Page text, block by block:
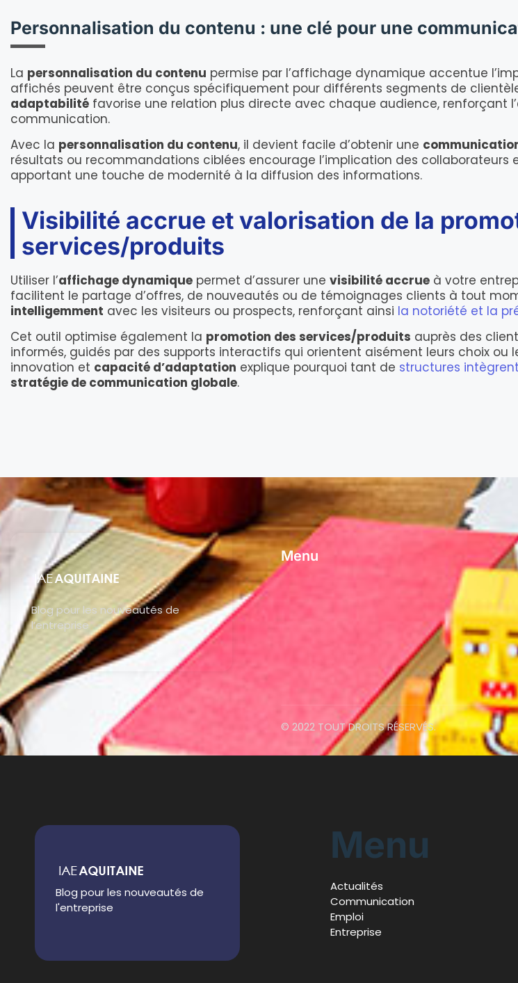
Personnalisation du contenu : une clé pour une
La personnalisation du contenu permise par l’affichage dynamique accentue
affichés peuvent être conçus spécifiquement pour différents segments de
adaptabilité favorise une relation plus directe avec chaque audience, renforçant
communication.
Avec la personnalisation du contenu, il devient facile d’obtenir une
résultats ou recommandations ciblées encourage l’implication des collaborateurs
apportant une touche de modernité à la diffusion des informations.
Visibilité accrue et valorisation de la
services/produits
Utiliser l’affichage dynamique permet d’assurer une visibilité accrue à votre
facilitent le partage d’offres, de nouveautés ou de témoignages clients à tout
intelligemment avec les visiteurs ou prospects, renforçant ainsi la notoriété et la
Cet outil optimise également la promotion des services/produits auprès des
informés, guidés par des supports interactifs qui orientent aisément leurs choix ou
innovation et capacité d’adaptation explique pourquoi tant de structures
stratégie de communication globale.
Blog pour les nouveautés de
l’entreprise
Menu
© 2022 TOUT DROITS RÉSERVÉS.
Blog pour les nouveautés de
l'entreprise
Menu
Actualités
Communication
Emploi
Entreprise